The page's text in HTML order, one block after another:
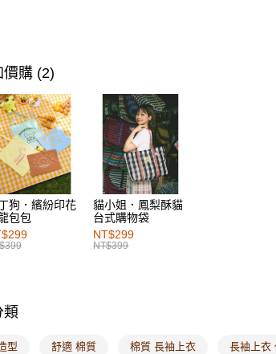
價購 (2)
狗．繽紛印花
包包
貓小姐．鳳梨酥貓
台式購物袋
NT$299
NT$399
類
型 舒適 棉質 棉質 長袖上衣 長袖上衣